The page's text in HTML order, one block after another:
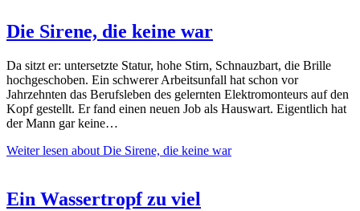
Die Sirene, die keine war
Da sitzt er: untersetzte Statur, hohe Stirn, Schnauzbart, die Brille
hochgeschoben. Ein schwerer Arbeitsunfall hat schon vor
Jahrzehnten das Berufsleben des gelernten Elektromonteurs auf den
Kopf gestellt. Er fand einen neuen Job als Hauswart. Eigentlich hat
der Mann gar keine…
Weiter lesen about Die Sirene, die keine war
Ein Wassertropf zu viel